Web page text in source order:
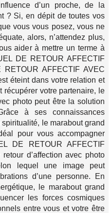
d’un proche, de la
? Si, en dépit de toutes vos
vous vous posez, vous ne
alors, n’attendez plus,
aider à mettre un terme à
DE RETOUR AFFECTIF
AFFECTIF AVEC
éteint dans votre relation et
récupérer votre partenaire, le
photo peut être la solution
à ses connaissances
le marabout grand
pour vous accompagner
DE RETOUR AFFECTIF
d’affection avec photo
lequel une image peut
d’une personne. En
le marabout grand
les forces cosmiques
entre vous et votre être